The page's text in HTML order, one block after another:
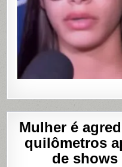
Mulher é
quilômetros
de shows